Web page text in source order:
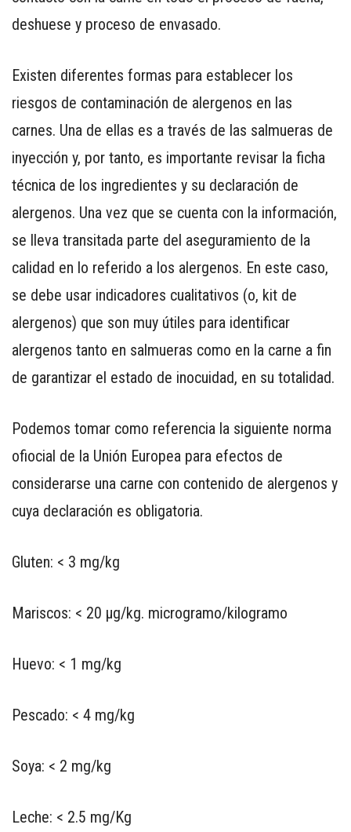
deshuese y proceso de envasado.
Existen diferentes formas para establecer los
riesgos de contaminación de alergenos en las
carnes. Una de ellas es a través de las salmueras de
inyección y, por tanto, es importante revisar la ficha
técnica de los ingredientes y su declaración de
alergenos. Una vez que se cuenta con la información,
se lleva transitada parte del aseguramiento de la
calidad en lo referido a los alergenos. En este caso,
se debe usar indicadores cualitativos (o, kit de
alergenos) que son muy útiles para identificar
alergenos tanto en salmueras como en la carne a fin
de garantizar el estado de inocuidad, en su totalidad.
Podemos tomar como referencia la siguiente norma
ofiocial de la Unión Europea para efectos de
considerarse una carne con contenido de alergenos y
cuya declaración es obligatoria.
Gluten: < 3 mg/kg
Mariscos: < 20 μg/kg. microgramo/kilogramo
Huevo: < 1 mg/kg
Pescado: < 4 mg/kg
Soya: < 2 mg/kg
Leche: < 2.5 mg/Kg